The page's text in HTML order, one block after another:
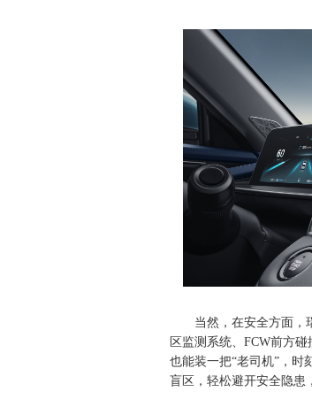
当然，在安全方面，
区监测系统、FCW前方
也能装一把“老司机”，时
盲区，轻松避开安全隐患